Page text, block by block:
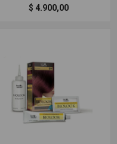
$ 4.900,00